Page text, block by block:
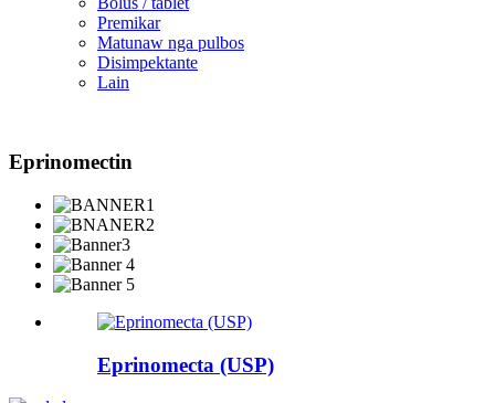
Premikar
Matunaw nga pulbos
Disimpektante
Lain
Eprinomectin
Eprinomecta (USP)